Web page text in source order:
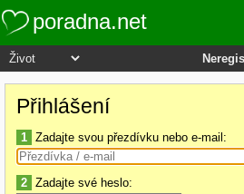
poradna.net
Přihlášení
1 Zadajte svou přezdívku nebo e-mail:
2 Zadajte své heslo: